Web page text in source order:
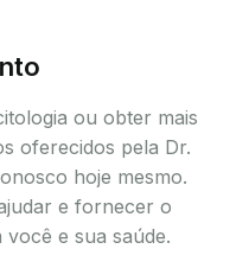
ou obter mais
oferecidos pela Dr.
hoje mesmo.
e fornecer o
e sua saúde.